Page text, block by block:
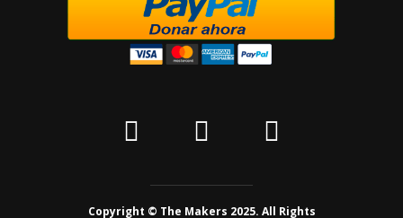
Copyright © The Makers 2025. All Rights